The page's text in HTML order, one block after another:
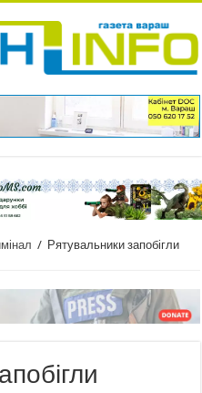
/ Рятувальники запобігли